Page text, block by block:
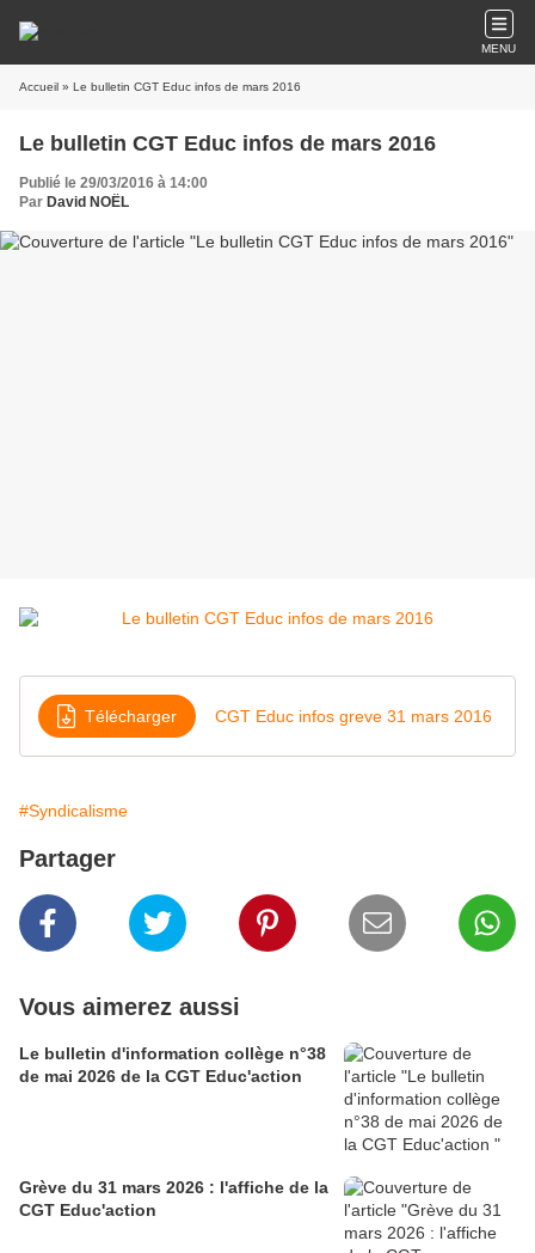
MENU
Accueil » Le bulletin CGT Educ infos de mars 2016
Le bulletin CGT Educ infos de mars 2016
Publié le 29/03/2016 à 14:00
Par David NOËL
Télécharger CGT Educ infos greve 31 mars 2016
#Syndicalisme
Partager
Vous aimerez aussi
Le bulletin d'information collège n°38
de mai 2026 de la CGT Educ'action
Grève du 31 mars 2026 : l'affiche de la
CGT Educ'action